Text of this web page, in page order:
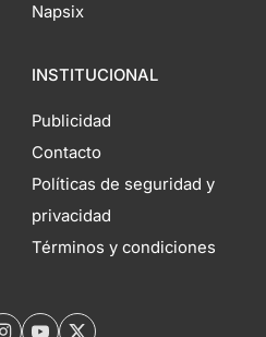
Napsix
INSTITUCIONAL
Publicidad
Contacto
Políticas de seguridad y
privacidad
Términos y condiciones